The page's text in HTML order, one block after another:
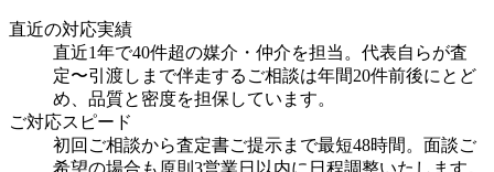
直近の対応実績
直近1年で40件超の媒介・仲介を担当。代表自らが査
定〜引渡しまで伴走するご相談は年間20件前後にとど
め、品質と密度を担保しています。
ご対応スピード
初回ご相談から査定書ご提示まで最短48時間。面談ご